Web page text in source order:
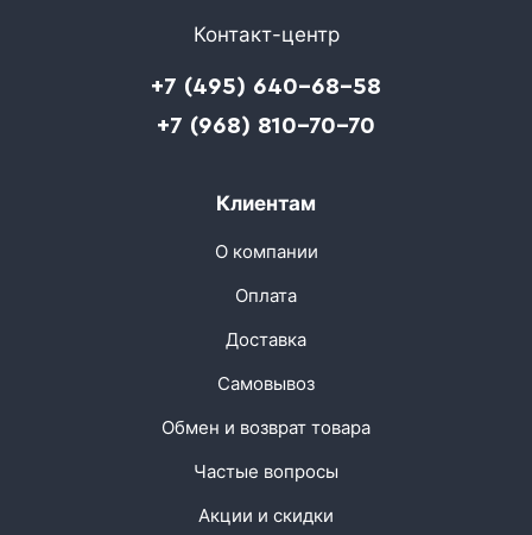
Контакт-центр
+7 (495) 640-68-58
+7 (968) 810-70-70
Клиентам
О компании
Оплата
Доставка
Самовывоз
Обмен и возврат товара
Частые вопросы
Акции и скидки